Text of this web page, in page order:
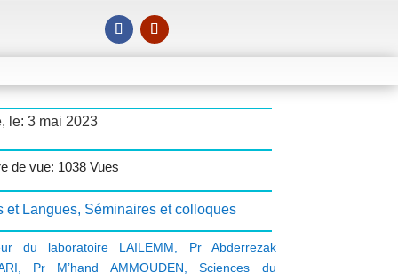
le: 3 mai 2023
de vue: 1038 Vues
et Langues, Séminaires et colloques
du laboratoire LAILEMM, Pr Abderrezak
, Pr M’hand AMMOUDEN,Sciences du